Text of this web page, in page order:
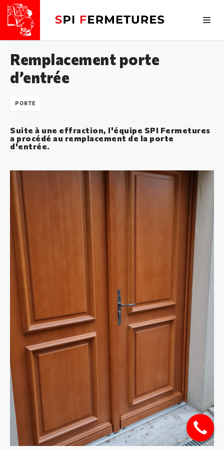
Remplacement porte
d’entrée
PORTE
Suite à une effraction, l'équipe SPI Fermetures
a procédé au remplacement de la porte
d'entrée.